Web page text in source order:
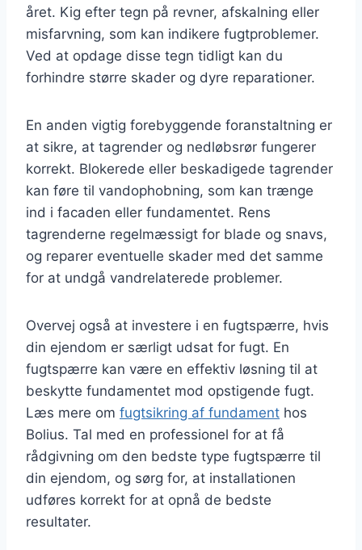
året. Kig efter tegn på revner, afskalning eller
misfarvning, som kan indikere fugtproblemer.
Ved at opdage disse tegn tidligt kan du
forhindre større skader og dyre reparationer.
En anden vigtig forebyggende foranstaltning er
at sikre, at tagrender og nedløbsrør fungerer
korrekt. Blokerede eller beskadigede tagrender
kan føre til vandophobning, som kan trænge
ind i facaden eller fundamentet. Rens
tagrenderne regelmæssigt for blade og snavs,
og reparer eventuelle skader med det samme
for at undgå vandrelaterede problemer.
Overvej også at investere i en fugtspærre, hvis
din ejendom er særligt udsat for fugt. En
fugtspærre kan være en effektiv løsning til at
beskytte fundamentet mod opstigende fugt.
Læs mere om fugtsikring af fundament hos
Bolius. Tal med en professionel for at få
rådgivning om den bedste type fugtspærre til
din ejendom, og sørg for, at installationen
udføres korrekt for at opnå de bedste
resultater.